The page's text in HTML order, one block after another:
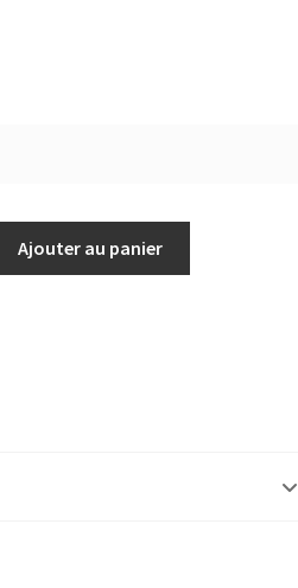
Ajouter au panier